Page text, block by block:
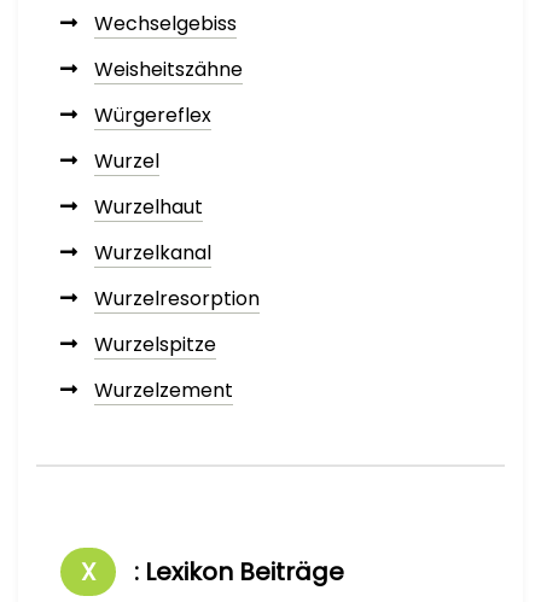
Wechselgebiss
Weisheitszähne
Würgereflex
Wurzel
Wurzelhaut
Wurzelkanal
Wurzelresorption
Wurzelspitze
Wurzelzement
X : Lexikon Beiträge